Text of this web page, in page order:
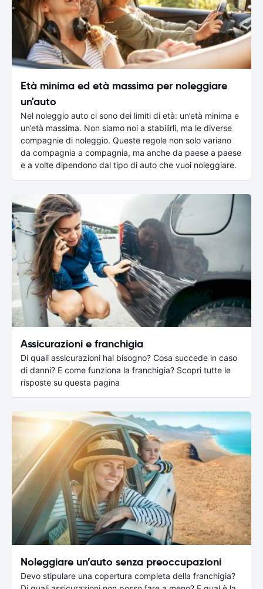
Età minima ed età massima per noleggiare
un'auto
Nel noleggio auto ci sono dei limiti di età: un’età minima e
un’età massima. Non siamo noi a stabilirli, ma le diverse
compagnie di noleggio. Queste regole non solo variano
da compagnia a compagnia, ma anche da paese a paese
e a volte dipendono dal tipo di auto che vuoi noleggiare.
Assicurazioni e franchigia
Di quali assicurazioni hai bisogno? Cosa succede in caso
di danni? E come funziona la franchigia? Scopri tutte le
risposte su questa pagina
Noleggiare un’auto senza preoccupazioni
Devo stipulare una copertura completa della franchigia?